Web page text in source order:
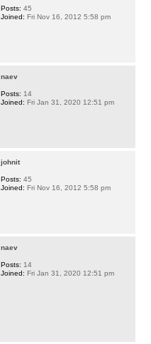
Posts: 45
Joined: Fri Nov 16, 2012 5:58 pm
naev
Posts: 14
Joined: Fri Jan 31, 2020 12:51 pm
johnit
Posts: 45
Joined: Fri Nov 16, 2012 5:58 pm
naev
Posts: 14
Joined: Fri Jan 31, 2020 12:51 pm